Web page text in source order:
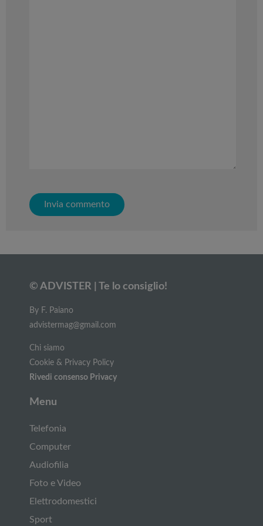
© ADVISTER | Te lo consiglio!
By F. Paiano
advistermag@gmail.com
Chi siamo
Cookie & Privacy Policy
Rivedi consenso Privacy
Menu
Telefonia
Computer
Audiofilia
Foto e Video
Elettrodomestici
Sport